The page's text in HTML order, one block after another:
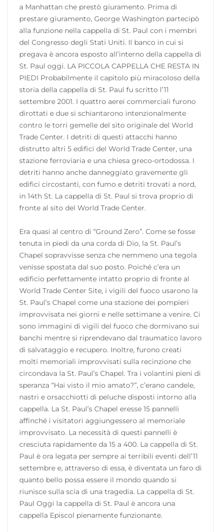
a Manhattan che prestò giuramento. Prima di
prestare giuramento, George Washington partecipò
alla funzione nella cappella di St. Paul con i membri
del Congresso degli Stati Uniti. Il banco in cui si
pregava è ancora esposto all’interno della cappella di
St. Paul oggi. LA PICCOLA CAPPELLA CHE RESTA IN
PIEDI Probabilmente il capitolo più miracoloso della
storia della cappella di St. Paul fu scritto l’11
settembre 2001. I quattro aerei commerciali furono
dirottati e due si schiantarono intenzionalmente
contro le torri gemelle del sito originale del World
Trade Center. I detriti di questi attacchi hanno
distrutto altri 5 edifici del World Trade Center, una
stazione ferroviaria e una chiesa greco-ortodossa. I
detriti hanno anche danneggiato gravemente gli
edifici circostanti, con fumo e detriti trovati a nord,
in 14th St. La cappella di St. Paul si trova proprio di
fronte al sito del World Trade Center.
Era quasi al centro di “Ground Zero”. Come se fosse
tenuta in piedi da una corda di Dio, la St. Paul’s
Chapel sopravvisse senza che nemmeno una tegola
venisse spostata dal suo posto. Poiché c’era un
edificio perfettamente intatto proprio di fronte al
World Trade Center Site, i vigili del fuoco usarono la
St. Paul’s Chapel come una stazione dei pompieri
improvvisata nei giorni e nelle settimane a venire. Ci
sono immagini di vigili del fuoco che dormivano sui
banchi mentre si riprendevano dal traumatico lavoro
di salvataggio e recupero. Inoltre, furono creati
molti memoriali improvvisati sulla recinzione che
circondava la St. Paul’s Chapel. Tra i volantini pieni di
speranza “Hai visto il mio amato?”, c’erano candele,
nastri e orsacchiotti di peluche disposti intorno alla
cappella. La St. Paul’s Chapel eresse 15 pannelli
affinché i visitatori aggiungessero al memoriale
improvvisato. La necessità di questi pannelli è
cresciuta rapidamente da 15 a 400. La cappella di St.
Paul è ora legata per sempre ai terribili eventi dell’11
settembre e, attraverso di essa, è diventata un faro di
quanto bello possa essere il mondo quando si
riunisce sulla scia di una tragedia. La cappella di St.
Paul Oggi la cappella di St. Paul è ancora una
cappella Episcol pienamente funzionante.